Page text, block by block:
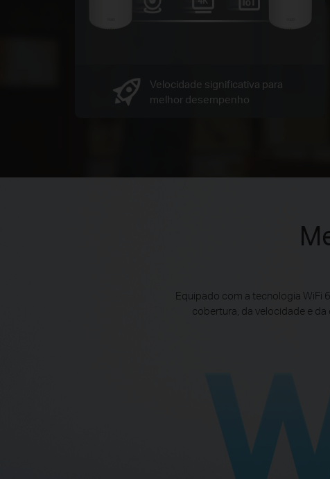
Velocidade significativa para
melhor desempenho
Equipado com a tecnologia WiFi
cobertura, da velocidade e